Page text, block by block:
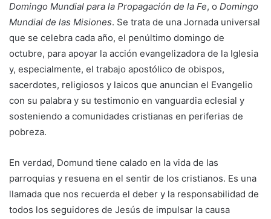
Domingo Mundial para la Propagación de la Fe, o Domingo
Mundial de las Misiones. Se trata de una Jornada universal
que se celebra cada año, el penúltimo domingo de
octubre, para apoyar la acción evangelizadora de la Iglesia
y, especialmente, el trabajo apostólico de obispos,
sacerdotes, religiosos y laicos que anuncian el Evangelio
con su palabra y su testimonio en vanguardia eclesial y
sosteniendo a comunidades cristianas en periferias de
pobreza.
En verdad, Domund tiene calado en la vida de las
parroquias y resuena en el sentir de los cristianos. Es una
llamada que nos recuerda el deber y la responsabilidad de
todos los seguidores de Jesús de impulsar la causa